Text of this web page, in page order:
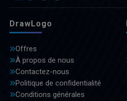
DrawLogo
Offres
À propos de nous
Contactez-nous
Politique de confidentialité
Conditions générales